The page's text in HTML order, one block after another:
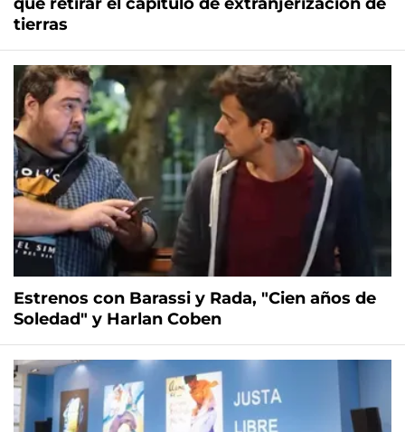
tierras
Estrenos con Barassi y Rada, "Cien años de
Soledad" y Harlan Coben